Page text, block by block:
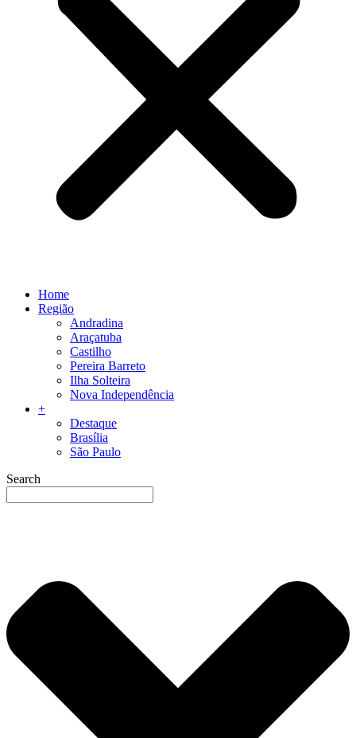
Home
Região
Andradina
Araçatuba
Castilho
Pereira Barreto
Ilha Solteira
Nova Independência
+
Destaque
Brasília
São Paulo
Search